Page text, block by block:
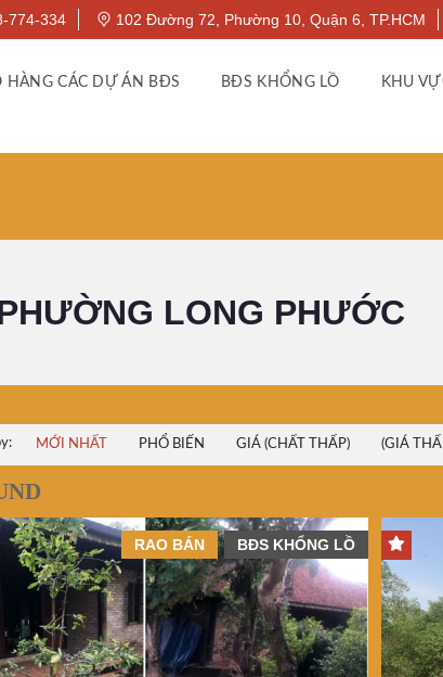
774-334 102 Đường 72, Phường 10, Quận 6, TP.HCM
HÀNG CÁC DỰ ÁN BĐS BĐS KHỔNG LỒ KHU
LONG PHƯỚC
MỚI NHẤT PHỔ BIẾN GIÁ (CHẤT THẤP) (GIÁ
BĐS KHỔNG LỒ
RAO BÁN